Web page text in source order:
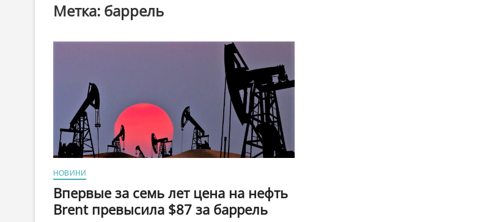
Метка: баррель
НОВИНИ
Впервые за семь лет цена на нефть
Brent превысила $87 за баррель